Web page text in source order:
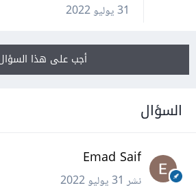
31 يوليو 2022
أجب على هذا السؤال
السؤال
Emad Saif
نشر31 يوليو 2022